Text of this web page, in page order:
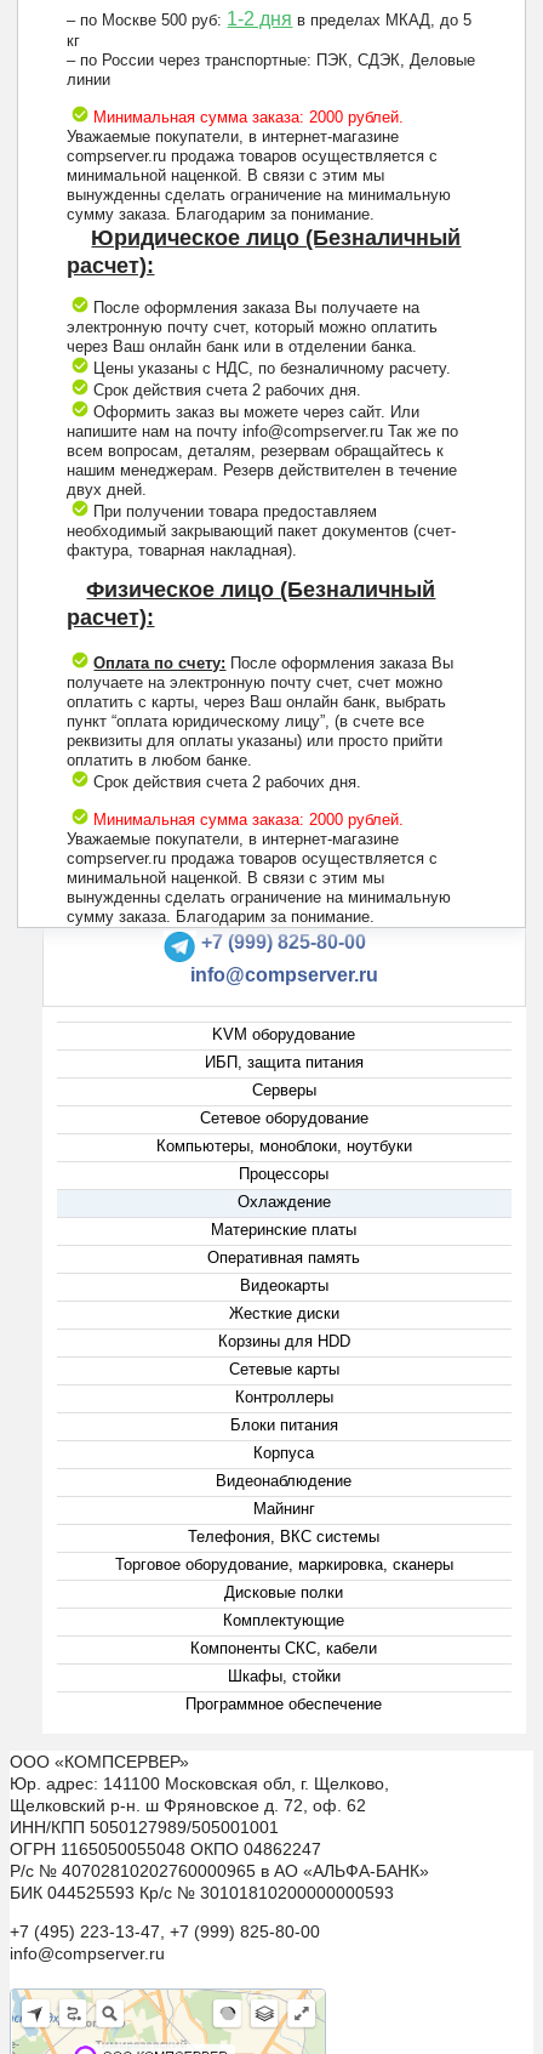
– по Москве 500 руб: 1-2 дня в пределах МКАД, до 5
кг
– по России через транспортные: ПЭК, СДЭК, Деловые
линии
Минимальная сумма заказа: 2000 рублей.
Уважаемые покупатели, в интернет-магазине
compserver.ru продажа товаров осуществляется с
минимальной наценкой. В связи с этим мы
вынужденны сделать ограничение на минимальную
сумму заказа. Благодарим за понимание.
Юридическое лицо (Безналичный
расчет):
После оформления заказа Вы получаете на
электронную почту счет, который можно оплатить
через Ваш онлайн банк или в отделении банка.
Цены указаны с НДС, по безналичному расчету.
Срок действия счета 2 рабочих дня.
Оформить заказ вы можете через сайт. Или
напишите нам на почту info@compserver.ru Так же по
всем вопросам, деталям, резервам обращайтесь к
нашим менеджерам. Резерв действителен в течение
двух дней.
При получении товара предоставляем
необходимый закрывающий пакет документов (счет-
фактура, товарная накладная).
Физическое лицо (Безналичный
расчет):
Оплата по счету: После оформления заказа Вы
получаете на электронную почту счет, счет можно
оплатить с карты, через Ваш онлайн банк, выбрать
пункт “оплата юридическому лицу”, (в счете все
реквизиты для оплаты указаны) или просто прийти
оплатить в любом банке.
Срок действия счета 2 рабочих дня.
Минимальная сумма заказа: 2000 рублей.
Уважаемые покупатели, в интернет-магазине
compserver.ru продажа товаров осуществляется с
минимальной наценкой. В связи с этим мы
вынужденны сделать ограничение на минимальную
сумму заказа. Благодарим за понимание.
+7 (495) 223-13-47
+7 (999) 825-80-00
info@compserver.ru
KVM оборудование
ИБП, защита питания
Серверы
Сетевое оборудование
Компьютеры, моноблоки, ноутбуки
Процессоры
Охлаждение
Материнские платы
Оперативная память
Видеокарты
Жесткие диски
Корзины для HDD
Сетевые карты
Контроллеры
Блоки питания
Корпуса
Видеонаблюдение
Майнинг
Телефония, ВКС системы
Торговое оборудование, маркировка, сканеры
Дисковые полки
Комплектующие
Компоненты СКС, кабели
Шкафы, стойки
Программное обеспечение
ООО «КОМПСЕРВЕР»
Юр. адрес: 141100 Московская обл, г. Щелково,
Щелковский р-н. ш Фряновское д. 72, оф. 62
ИНН/КПП 5050127989/505001001
ОГРН 1165050055048 ОКПО 04862247
Р/с № 40702810202760000965 в АО «АЛЬФА-БАНК»
БИК 044525593 Кр/с № 30101810200000000593
+7 (495) 223-13-47, +7 (999) 825-80-00
info@compserver.ru